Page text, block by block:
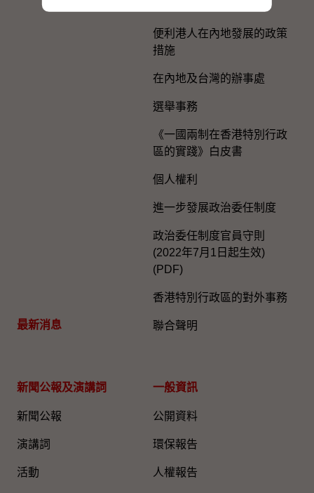
最新消息
便利港人在內地發展的政策
措施
在內地及台灣的辦事處
選舉事務
《一國兩制在香港特別行政
區的實踐》白皮書
個人權利
進一步發展政治委任制度
政治委任制度官員守則
(2022年7月1日起生效)
(PDF)
香港特別行政區的對外事務
聯合聲明
新聞公報及演講詞
新聞公報
演講詞
活動
一般資訊​
公開資料
環保報告
人權報告